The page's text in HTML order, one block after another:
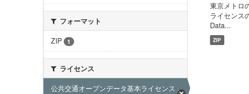
フォーマット
ZIP
1
ライセンス
公共交通オープンデータ基本ライセンス ...
東京メトロ
ライセンス
Data...
ZIP